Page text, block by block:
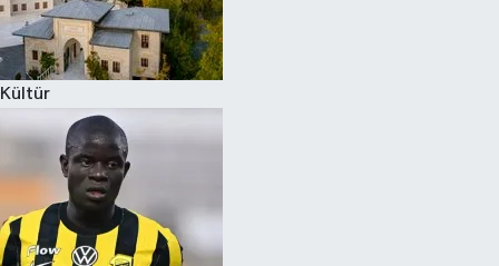
Kültür